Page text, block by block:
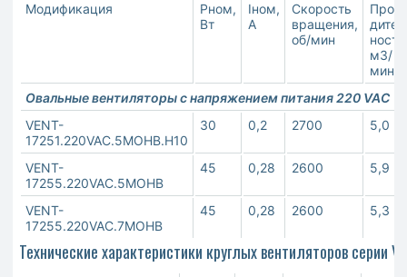
Модификация
Pном,
Вт
Iном,
А
Скорость
вращения,
об/мин
м3/
мин**
Овальные вентиляторы с напряжением питания 220 VAC
VENT-
17251.220VAC.5MOHB.H10
30 0,2 2700 5,0
VENT-
17255.220VAC.5MOHB
45 0,28 2600 5,9
VENT-
17255.220VAC.7MOHB
45 0,28 2600 5,3
Технические характеристики круглых вентиляторов серии